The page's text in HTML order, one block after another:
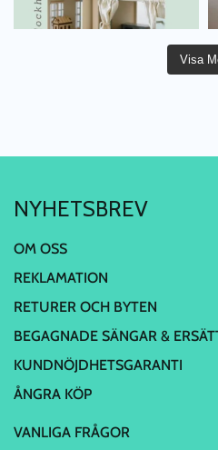
Visa
NYHETSBREV
OM OSS
REKLAMATION
RETURER OCH BYTEN
BEGAGNADE SÄNGAR &
KUNDNÖJDHETSGARANTI
ÅNGRA KÖP
VANLIGA FRÅGOR